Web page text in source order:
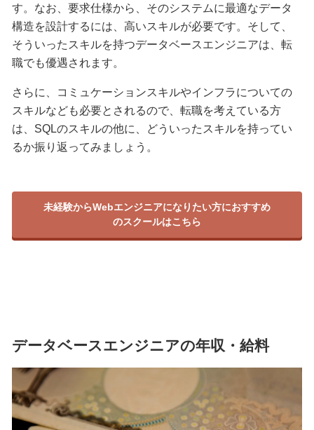
す。なお、要求仕様から、そのシステムに最適なデータ
構造を設計するには、高いスキルが必要です。そして、
そういったスキルを持つデータベースエンジニアは、転
職でも優遇されます。
さらに、コミュケーションスキルやインフラについての
スキルなども必要とされるので、転職を考えている方
は、SQLのスキルの他に、どういったスキルを持ってい
るか振り返ってみましょう。
未経験からWebエンジニアになりたい方におすすめ
のスクールはこちら
データベースエンジニアの年収・給料